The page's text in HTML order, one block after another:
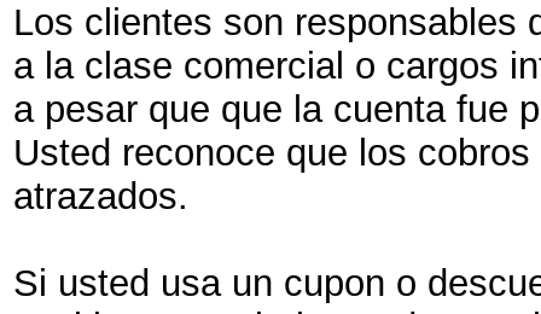
Los clientes son responsables
a la clase comercial o cargos
a pesar que que la cuenta fue
Usted reconoce que los
atrazados.
Si usted usa un cupon o